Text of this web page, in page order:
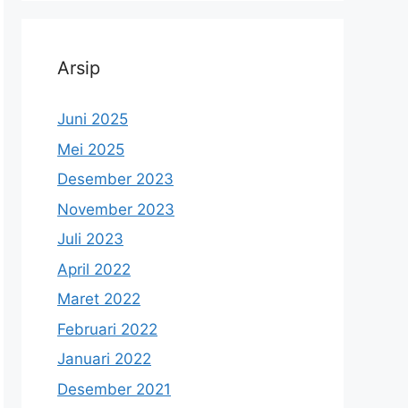
Arsip
Juni 2025
Mei 2025
Desember 2023
November 2023
Juli 2023
April 2022
Maret 2022
Februari 2022
Januari 2022
Desember 2021